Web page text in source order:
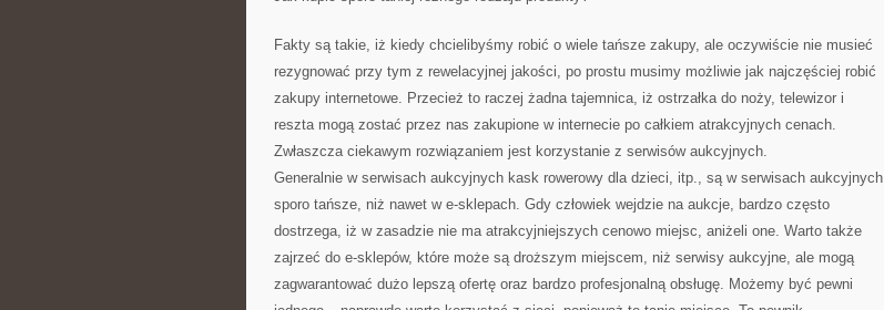
Fakty są takie, iż kiedy chcielibyśmy robić o wiele tańsze zakupy, ale oczywiście nie musieć
rezygnować przy tym z rewelacyjnej jakości, po prostu musimy możliwie jak najczęściej robić
zakupy internetowe. Przecież to raczej żadna tajemnica, iż ostrzałka do noży, telewizor i
reszta mogą zostać przez nas zakupione w internecie po całkiem atrakcyjnych cenach.
Zwłaszcza ciekawym rozwiązaniem jest korzystanie z serwisów aukcyjnych.
Generalnie w serwisach aukcyjnych kask rowerowy dla dzieci, itp., są w serwisach aukcyjnych
sporo tańsze, niż nawet w e-sklepach. Gdy człowiek wejdzie na aukcje, bardzo często
dostrzega, iż w zasadzie nie ma atrakcyjniejszych cenowo miejsc, aniżeli one. Warto także
zajrzeć do e-sklepów, które może są droższym miejscem, niż serwisy aukcyjne, ale mogą
zagwarantować dużo lepszą ofertę oraz bardzo profesjonalną obsługę. Możemy być pewni